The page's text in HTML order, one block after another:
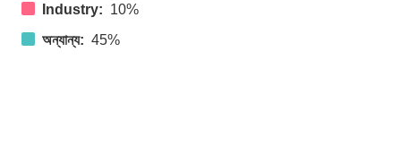
Industry: 10%
অন্যান্য: 45%